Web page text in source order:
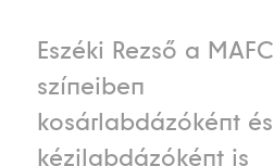
Eszéki Rezső a MAFC
színeiben
kosárlabdázóként és
kézilabdázóként is